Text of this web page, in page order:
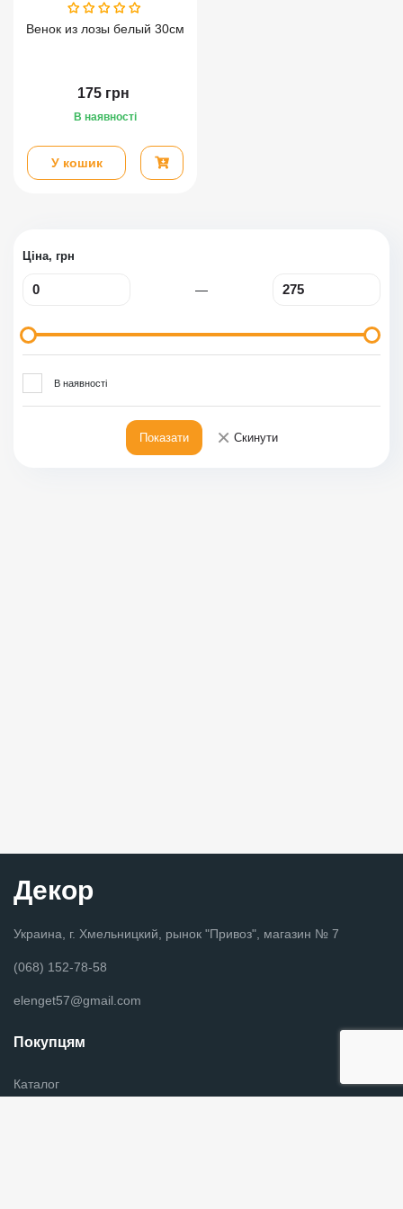
Ціна, грн
—
В наявності
Показати × Скинути
Венок из лозы белый 30см
175 грн
В наявності
У кошик
Декор
Украина, г. Хмельницкий, рынок "Привоз", магазин № 7
(068) 152-78-58
elenget57@gmail.com
Покупцям
Каталог